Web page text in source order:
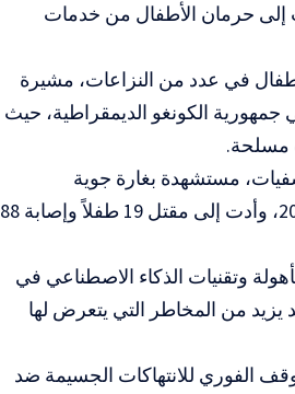
إلى حرمان الأطفال من خدمات
في عدد من النزاعات، مشيرة
جمهورية الكونغو الديمقراطية، حيث
مسلحة.
مستشهدة بغارة جوية
استهدفت مدرسة في إقليم ساغاينغ بميانمار في أيار/ مايو 2025، وأدت إلى مقتل 19 طفلاً وإصابة 88
وتقنيات الذكاء الاصطناعي في
يزيد من المخاطر التي يتعرض لها
الفوري للانتهاكات الجسيمة ضد